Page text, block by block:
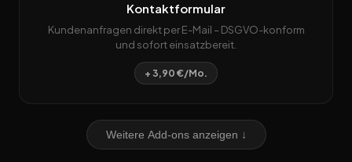
Kontaktformular
Kundenanfragen direkt per E-Mail – DSGVO-konform
und sofort einsatzbereit.
+ 3,90 €/Mo.
Weitere Add-ons anzeigen ↓